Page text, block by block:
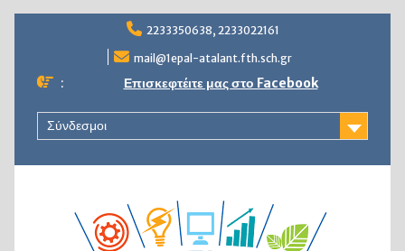
2233350638, 2233022161
mail@1epal-atalant.fth.sch.gr
: Επισκεφτέιτε μας στο Facebook
Σύνδεσμοι